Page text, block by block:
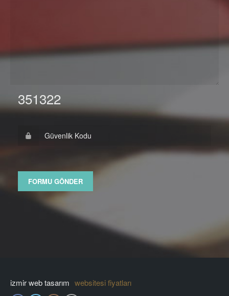
351322
izmir web tasarım websitesi fiyatları